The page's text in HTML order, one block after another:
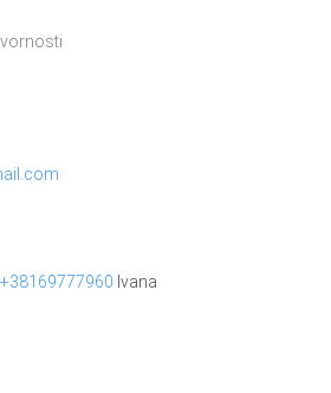
+38169777960 Ivana